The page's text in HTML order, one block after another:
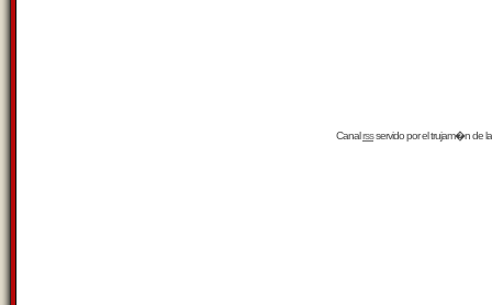
Canalrssservido por eltrujam�nde